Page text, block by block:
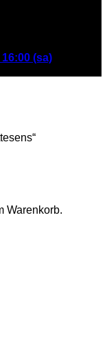
im Warenkorb.
Warenkorb.
(sa)